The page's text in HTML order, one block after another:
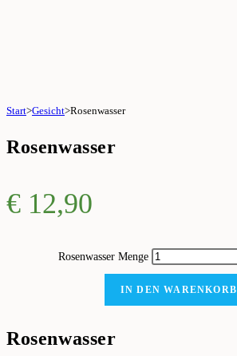
Start>Gesicht>Rosenwasser
Rosenwasser
€ 12,90
Rosenwasser Menge
IN DEN WARENKORB
Rosenwasser